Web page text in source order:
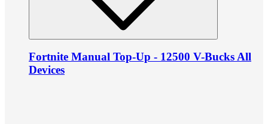
Fortnite Manual Top-Up - 12500 V-Bucks All
Devices